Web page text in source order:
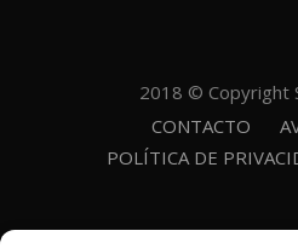
2018 © Copyright
CONTACTO
POLÍTICA DE